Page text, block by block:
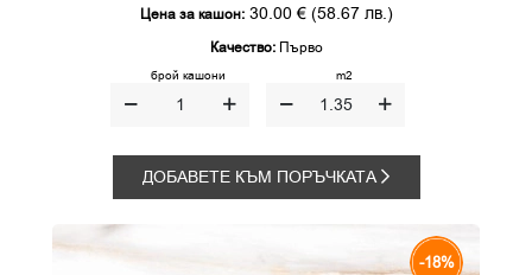
Цена за кашон: 30.00 € (58.67 лв.)
Качество:Първо
брой кашони m2
ДОБАВЕТЕ КЪМ ПОРЪЧКАТА
-18%